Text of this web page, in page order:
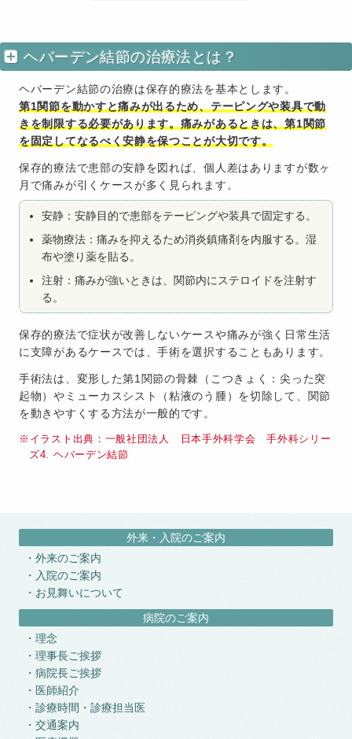
ヘバーデン結節の治療法とは？
ヘバーデン結節の治療は保存的療法を基本とします。
第1関節を動かすと痛みが出るため、テーピングや装具で動
きを制限する必要があります。痛みがあるときは、第1関節
を固定してなるべく安静を保つことが大切です。
保存的療法で患部の安静を図れば、個人差はありますが数ヶ
月で痛みが引くケースが多く見られます。
安静：安静目的で患部をテーピングや装具で固定する。
薬物療法：痛みを抑えるため消炎鎮痛剤を内服する。湿
布や塗り薬を貼る。
注射：痛みが強いときは、関節内にステロイドを注射す
る。
保存的療法で症状が改善しないケースや痛みが強く日常生活
に支障があるケースでは、手術を選択することもあります。
手術法は、変形した第1関節の骨棘（こつきょく：尖った突
起物）やミューカスシスト（粘液のう腫）を切除して、関節
を動きやすくする方法が一般的です。
イラスト出典：一般社団法人 日本手外科学会 手外科シリー
ズ4. ヘバーデン結節
外来・入院のご案内
外来のご案内
入院のご案内
お見舞いについて
病院のご案内
理念
理事長ご挨拶
病院長ご挨拶
医師紹介
診療時間・診療担当医
交通案内